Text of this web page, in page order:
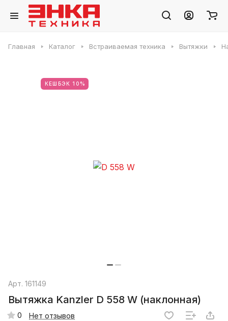
Главная Каталог Встраиваемая техника Вытяжки
КЕШБЭК 10%
Арт. 161149
Вытяжка Kanzler D 558 W (наклонная)
0 Нет отзывов